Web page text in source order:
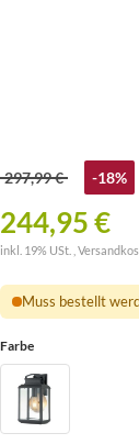
297,99 € -18%
244,95 €
inkl. 19% USt. ,
Muss bestellt
Farbe